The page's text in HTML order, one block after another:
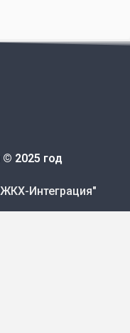
2025 год
Интеграция"